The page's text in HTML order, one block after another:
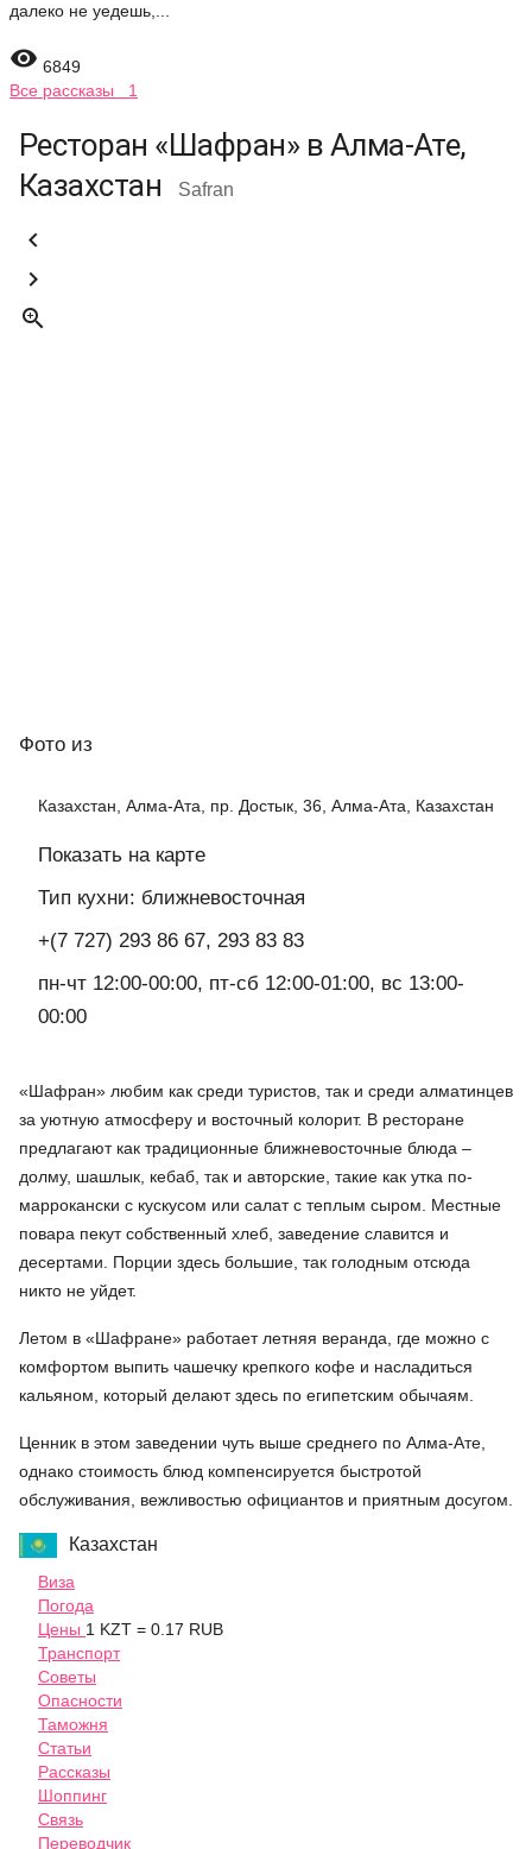
далеко не уедешь,...
 6849
Все рассказы 1
Ресторан «Шафран» в Алма-Ате,
Казахстан
Safran



Фото из
Казахстан, Алма-Ата, пр. Достык, 36, Алма-Ата, Казахстан
Показать на карте
Тип кухни: ближневосточная
+(7 727) 293 86 67, 293 83 83
пн-чт 12:00-00:00, пт-сб 12:00-01:00, вс 13:00-
00:00
«Шафран» любим как среди туристов, так и среди алматинцев
за уютную атмосферу и восточный колорит. В ресторане
предлагают как традиционные ближневосточные блюда –
долму, шашлык, кебаб, так и авторские, такие как утка по-
маррокански с кускусом или салат с теплым сыром. Местные
повара пекут собственный хлеб, заведение славится и
десертами. Порции здесь большие, так голодным отсюда
никто не уйдет.
Летом в «Шафране» работает летняя веранда, где можно с
комфортом выпить чашечку крепкого кофе и насладиться
кальяном, который делают здесь по египетским обычаям.
Ценник в этом заведении чуть выше среднего по Алма-Ате,
однако стоимость блюд компенсируется быстротой
обслуживания, вежливостью официантов и приятным досугом.
Казахстан
Виза
Погода
Цены 1 KZT = 0.17 RUB
Транспорт
Советы
Опасности
Таможня
Статьи
Рассказы
Шоппинг
Связь
Переводчик